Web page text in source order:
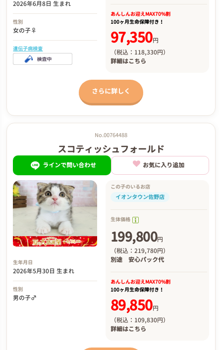
2026年6月8日 生まれ
性別
女の子♀
遺伝子病検査
あんしんお迎えMAX70%割
100ヶ月生命保障付き！
97,350円
（税込：118,330円）
詳細はこちら
さらに詳しく
No.00764488
スコティッシュフォールド
ラインで問い合わせ お気に入り追加
生年月日
2026年5月30日 生まれ
性別
男の子♂
この子のいるお店
イオンタウン佐野店
生体価格
199,800円
（税込：219,780円）
別途 安心パック代
あんしんお迎えMAX70%割
100ヶ月生命保障付き！
89,850円
（税込：109,830円）
詳細はこちら